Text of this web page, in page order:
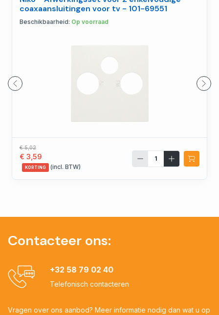
coaxaansluitingen voor tv - 101-69551
Beschikbaarheid: Op voorraad
€ 5,02
€ 3,59
KORTING (incl. BTW)
Contacteer ons:
+32 58 79 02 40
Telefonisch contacteren
Vragen over ons aanbod? Meer informatie nodig dan wat u op